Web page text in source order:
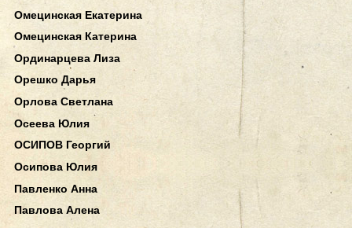
Омецинская Екатерина
Омецинская Катерина
Ординарцева Лиза
Орешко Дарья
Орлова Светлана
Осеева Юлия
ОСИПОВ Георгий
Осипова Юлия
Павленко Анна
Павлова Алена